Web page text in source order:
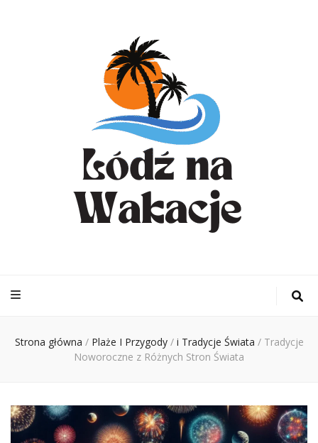
– Turystyka
Ciebie
Strona główna / Plaże I Przygody / i Tradycje Świata / Tradycje
Noworoczne z Różnych Stron Świata